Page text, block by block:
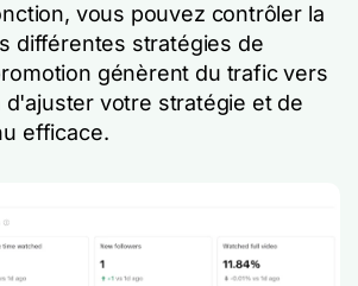
vous pouvez contrôler la
différentes stratégies de
génèrent du trafic vers
votre stratégie et de
efficace.